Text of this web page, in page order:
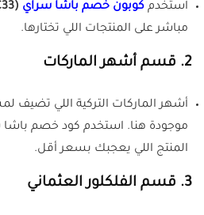
استخدم كوبون خصم باشا سراي (AC33)
مباشر على المنتجات اللي تختارها.
2. قسم أشهر الماركات
أشهر الماركات التركية اللي تضيف
المنتج اللي يعجبك بسعر أقل.
3. قسم الفلكلور العثماني